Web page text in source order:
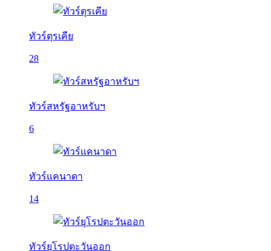
ทัวร์ตุรเคีย
28
ทัวร์สหรัฐอาหรับฯ
6
ทัวร์แคนาดา
14
ทัวร์ยุโรปตะวันออก